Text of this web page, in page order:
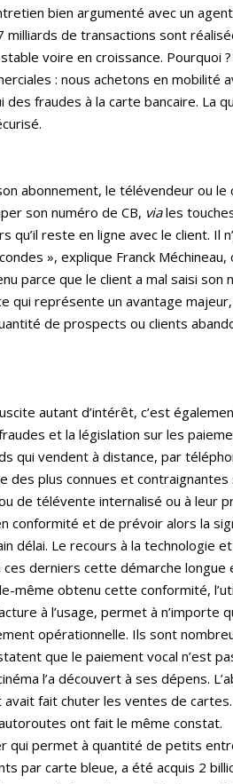
bien argumenté avec un
de transactions sont
voire en croissance. Pourquoi
: nous achetons en mobilité
fraudes à la carte bancaire. La
abonnement, le télévendeur ou le
son numéro de CB, viales
qu’il reste en ligne avec le client. Il
», explique Franck
parce que le client a mal saisi son
qui représente un avantage
de prospects ou clients
autant d’intérêt, c’est
et la législation sur les
qui vendent à distance, par
des plus connues et contraignantes
de télévente internalisé ou à leur
conformité et de prévoir alors la
délai. Le recours à la technologie
derniers cette démarche longue
même obtenu cette conformité,
à l’usage, permet à n’importe
opérationnelle. Ils sont
que le paiement vocal n’est
l’a découvert à ses dépens.
fait chuter les ventes de
ont fait le même constat.
qui permet à quantité de petits
par carte bleue, a été acquis 2